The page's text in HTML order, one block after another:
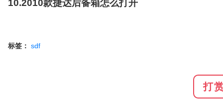
10.2010款捷达后备箱怎么打开
标签： sdf
打